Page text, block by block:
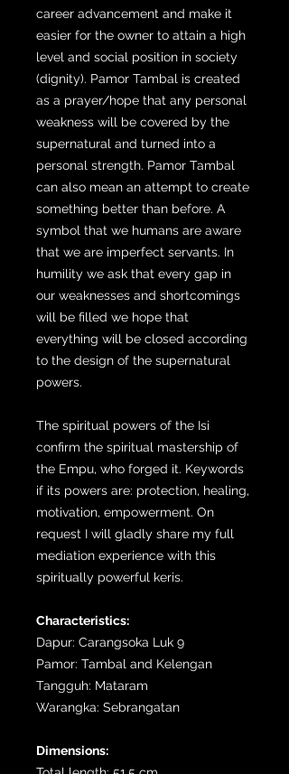
career advancement and make it
easier for the owner to attain a high
level and social position in society
(dignity). Pamor Tambal is created
as a prayer/hope that any personal
weakness will be covered by the
supernatural and turned into a
personal strength. Pamor Tambal
can also mean an attempt to create
something better than before. A
symbol that we humans are aware
that we are imperfect servants. In
humility we ask that every gap in
our weaknesses and shortcomings
will be filled we hope that
everything will be closed according
to the design of the supernatural
powers.
The spiritual powers of the Isi
confirm the spiritual mastership of
the Empu, who forged it. Keywords
if its powers are: protection, healing,
motivation, empowerment. On
request I will gladly share my full
mediation experience with this
spiritually powerful keris.
Characteristics:
Dapur: Carangsoka Luk 9
Pamor: Tambal and Kelengan
Tangguh: Mataram
Warangka: Sebrangatan
Dimensions: